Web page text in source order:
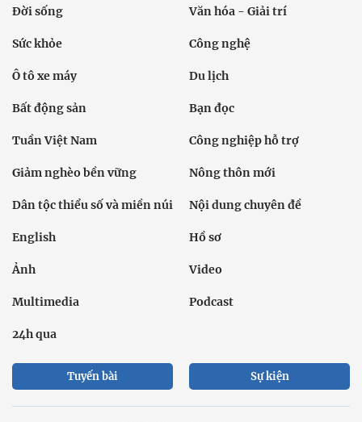
Đời sống Văn hóa - Giải trí
Sức khỏe Công nghệ
Ô tô xe máy Du lịch
Bất động sản Bạn đọc
Tuần Việt Nam Công nghiệp hỗ trợ
Giảm nghèo bền vững Nông thôn mới
Dân tộc thiểu số và miền núi Nội dung chuyên đề
English Hồ sơ
Ảnh Video
Multimedia Podcast
24h qua
Tuyến bài Sự kiện